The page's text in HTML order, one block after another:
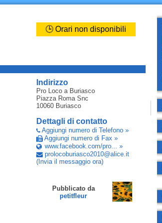
🕒 Orari non disponibili
Indirizzo
Pro Locoa Buriasco
Piazza Roma Snc
10060 Buriasco
Dettagli di contatto
Aggiungi numero di Telefono »
Aggiungi numero di Fax »
www.facebook.com/pro... »
prolocoburiasco2010@alice.it
(Invia il messaggio ora)
Pubblicato da
petitfleur